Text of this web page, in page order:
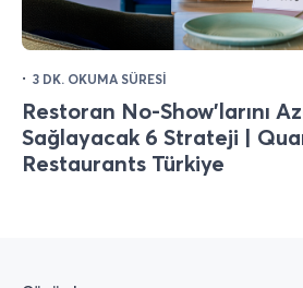
· 3 DK. OKUMA SÜRESI
Restoran No-Show’larını
Sağlayacak 6 Strateji |
Restaurants Türkiye